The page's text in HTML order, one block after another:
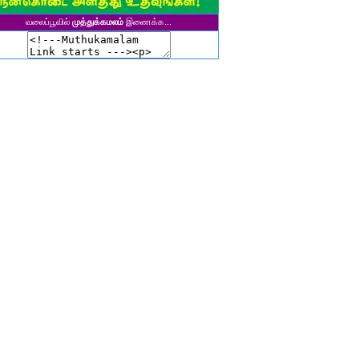
தி. கல்பனாதேவி
தனசேகரன்
ஹரிஹரன்
வலைப்பூவில் முத்துக்கமலம் இணைக்க...